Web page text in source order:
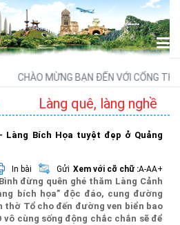
MỪNG BẠN ĐẾN VỚI CỔNG THÔNG
Làng quê, làng nghề
Làng Bích Họa tuyệt đẹp ở Quảng
In bài Gửi Xem với cỡ chữ :A-AA+
đừng quên ghé thăm Làng Cảnh
bích họa” độc đáo, cung đường
Tổ cho đến đường ven biển bao
cùng sống động chắc chắn sẽ để